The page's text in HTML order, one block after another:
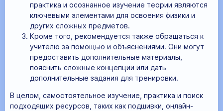
практика и осознанное изучение теории являются
ключевыми элементами для освоения физики и
других сложных предметов.
Кроме того, рекомендуется также обращаться к
учителю за помощью и объяснениями. Они могут
предоставить дополнительные материалы,
пояснить сложные концепции или дать
дополнительные задания для тренировки.
В целом, самостоятельное изучение, практика и поиск
подходящих ресурсов, таких как подшивки, онлайн-